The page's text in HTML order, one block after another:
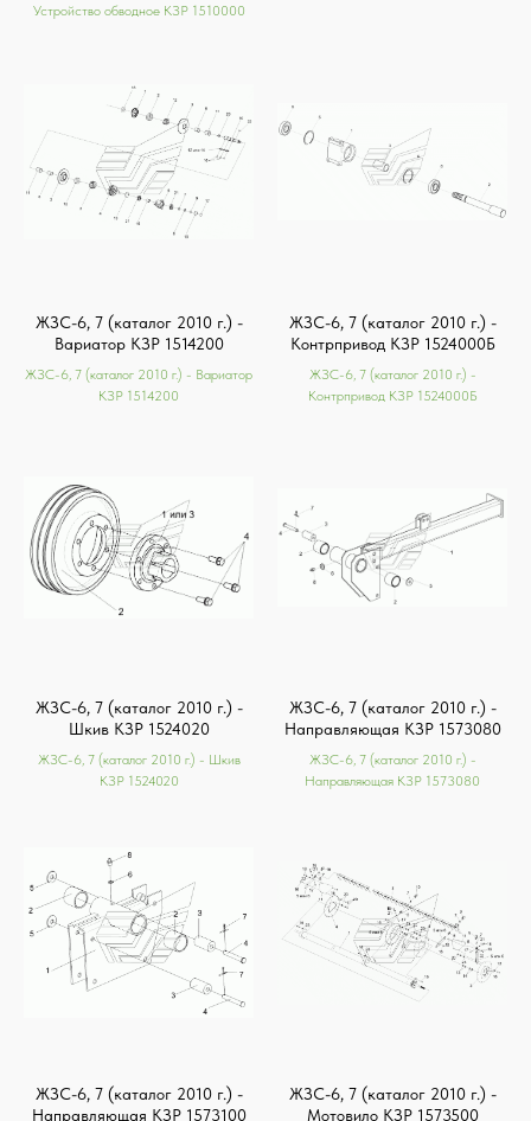
Устройство обводное КЗР 1510000
ЖЗС-6, 7 (каталог 2010 г.) -
Вариатор КЗР 1514200
ЖЗС-6, 7 (каталог 2010 г.) - Вариатор
КЗР 1514200
ЖЗС-6, 7 (каталог 2010 г.) -
Контрпривод КЗР 1524000Б
ЖЗС-6, 7 (каталог 2010 г.) -
Контрпривод КЗР 1524000Б
ЖЗС-6, 7 (каталог 2010 г.) -
Шкив КЗР 1524020
ЖЗС-6, 7 (каталог 2010 г.) - Шкив
КЗР 1524020
ЖЗС-6, 7 (каталог 2010 г.) -
Направляющая КЗР 1573080
ЖЗС-6, 7 (каталог 2010 г.) -
Направляющая КЗР 1573080
ЖЗС-6, 7 (каталог 2010 г.) -
Направляющая КЗР 1573100
ЖЗС-6, 7 (каталог 2010 г.) -
Мотовило КЗР 1573500